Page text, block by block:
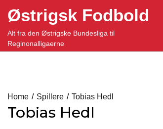
content
Østrigsk Fodbold
Alt fra den Østrigske Bundesliga til
Reginonalligaerne
Home Spillere Tobias Hedl
Tobias Hedl